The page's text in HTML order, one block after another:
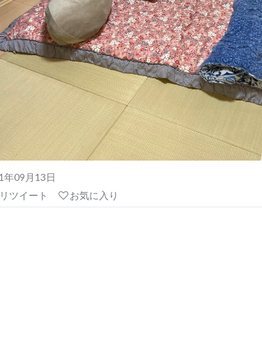
年09月13日
リツイート お気に入り